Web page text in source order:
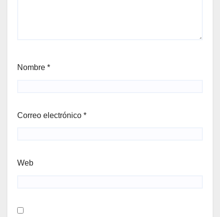
Nombre *
Correo electrónico *
Web